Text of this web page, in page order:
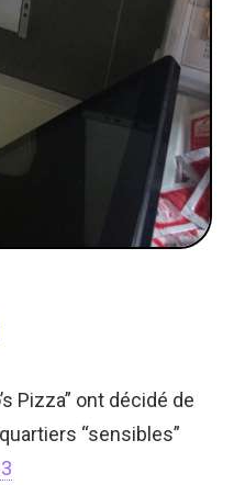
Pizza” ont décidé de
“sensibles”